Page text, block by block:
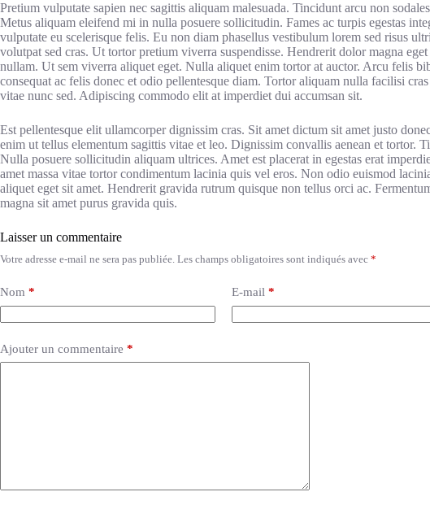
Pretium vulputate sapien nec sagittis aliquam malesuada. Tincidunt arcu non
Metus aliquam eleifend mi in nulla posuere sollicitudin. Fames ac turpis egestas
vulputate eu scelerisque felis. Eu non diam phasellus vestibulum lorem sed risus
volutpat sed cras. Ut tortor pretium viverra suspendisse. Hendrerit dolor magna
nullam. Ut sem viverra aliquet eget. Nulla aliquet enim tortor at auctor. Arcu felis
consequat ac felis donec et odio pellentesque diam. Tortor aliquam nulla facilisi
vitae nunc sed. Adipiscing commodo elit at imperdiet dui accumsan sit.
Est pellentesque elit ullamcorper dignissim cras. Sit amet dictum sit amet justo
enim ut tellus elementum sagittis vitae et leo. Dignissim convallis aenean et tortor.
Nulla posuere sollicitudin aliquam ultrices. Amet est placerat in egestas erat
amet massa vitae tortor condimentum lacinia quis vel eros. Non odio euismod
aliquet eget sit amet. Hendrerit gravida rutrum quisque non tellus orci ac.
magna sit amet purus gravida quis.
Laisser un commentaire
Votre adresse e-mail ne sera pas publiée. Les champs obligatoires sont indiqués avec *
Nom * E-mail *
Ajouter un commentaire *